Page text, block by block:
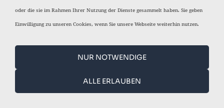
oder die sie im Rahmen Ihrer Nutzung der Dienste gesammelt haben. Sie geben
Einwilligung zu unseren Cookies, wenn Sie unsere Webseite weiterhin nutzen.
NUR NOTWENDIGE
ALLE ERLAUBEN